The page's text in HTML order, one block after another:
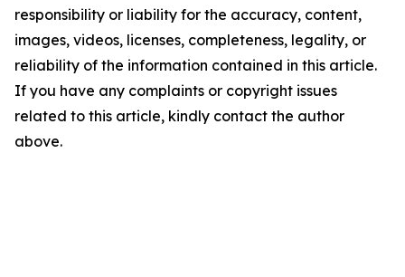
responsibility or liability for the accuracy, content,
images, videos, licenses, completeness, legality, or
reliability of the information contained in this article.
If you have any complaints or copyright issues
related to this article, kindly contact the author
above.